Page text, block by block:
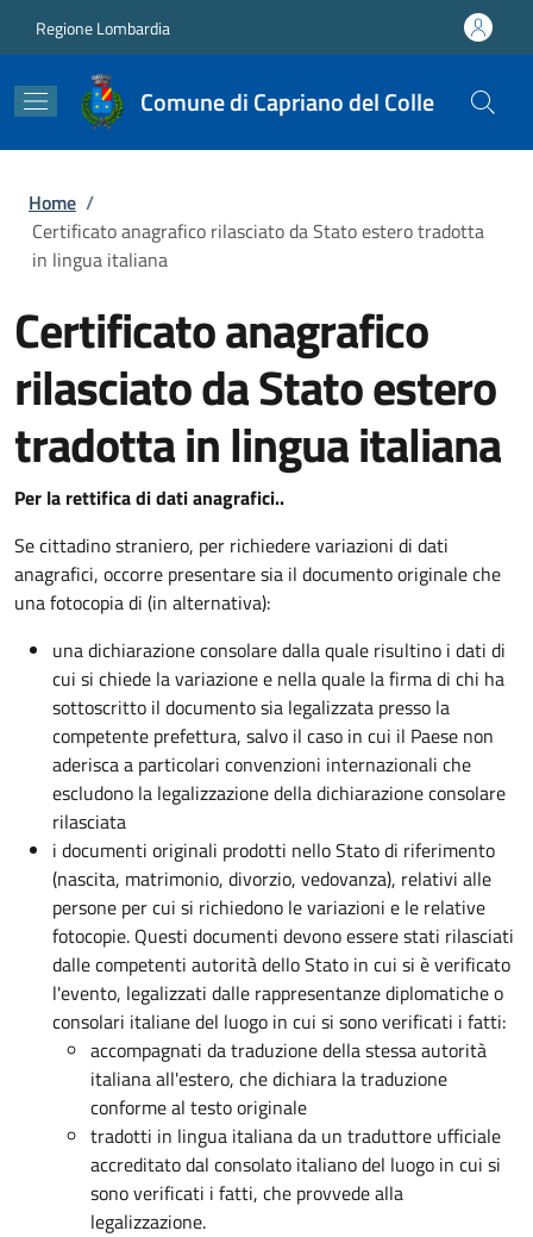
Regione Lombardia
Comune di Capriano del Colle
Briciole di pane
Home /
Certificato anagrafico rilasciato da Stato estero tradotta
in lingua italiana
Certificato anagrafico
rilasciato da Stato estero
tradotta in lingua italiana
Per la rettifica di dati anagrafici..
Se cittadino straniero, per richiedere variazioni di dati
anagrafici, occorre presentare sia il documento originale che
una fotocopia di (in alternativa):
una dichiarazione consolare dalla quale risultino i dati di
cui si chiede la variazione e nella quale la firma di chi ha
sottoscritto il documento sia legalizzata presso la
competente prefettura, salvo il caso in cui il Paese non
aderisca a particolari convenzioni internazionali che
escludono la legalizzazione della dichiarazione consolare
rilasciata
i documenti originali prodotti nello Stato di riferimento
(nascita, matrimonio, divorzio, vedovanza), relativi alle
persone per cui si richiedono le variazioni e le relative
fotocopie. Questi documenti devono essere stati rilasciati
dalle competenti autorità dello Stato in cui si è verificato
l'evento, legalizzati dalle rappresentanze diplomatiche o
consolari italiane del luogo in cui si sono verificati i fatti:
accompagnati da traduzionedella stessa autorità
italiana all'estero, che dichiara la traduzione
conforme al testo originale
tradotti in lingua italiana da un traduttore ufficiale
accreditato dal consolato italiano del luogo in cui si
sono verificati i fatti, che provvede alla
legalizzazione.